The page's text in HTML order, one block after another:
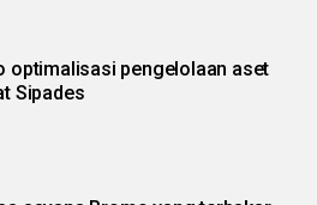
optimalisasi pengelolaan aset
Sipades